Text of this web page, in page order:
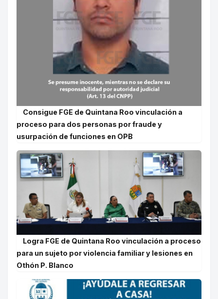
Consigue FGE de Quintana Roo vinculación a
proceso para dos personas por fraude y
usurpación de funciones en OPB
Logra FGE de Quintana Roo vinculación a proceso
para un sujeto por violencia familiar y lesiones en
Othón P. Blanco